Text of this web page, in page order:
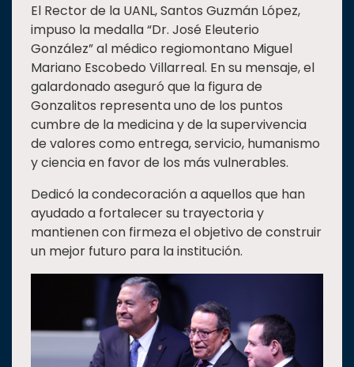
El Rector de la UANL, Santos Guzmán López,
impuso la medalla “Dr. José Eleuterio
González” al médico regiomontano Miguel
Mariano Escobedo Villarreal. En su mensaje, el
galardonado aseguró que la figura de
Gonzalitos representa uno de los puntos
cumbre de la medicina y de la supervivencia
de valores como entrega, servicio, humanismo
y ciencia en favor de los más vulnerables.
Dedicó la condecoración a aquellos que han
ayudado a fortalecer su trayectoria y
mantienen con firmeza el objetivo de construir
un mejor futuro para la institución.